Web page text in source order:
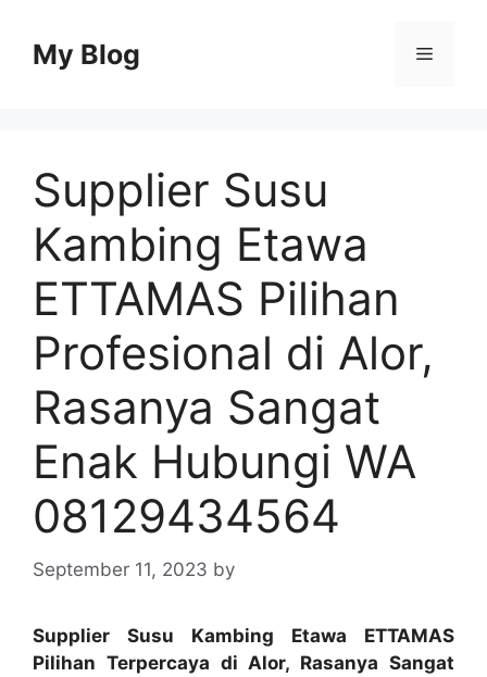
contentMy Blog Menu
Supplier Susu
Kambing Etawa
ETTAMAS Pilihan
Profesional di Alor,
Rasanya Sangat
Enak Hubungi WA
08129434564
September 11, 2023 by
Supplier Susu Kambing Etawa ETTAMAS
Pilihan Terpercaya di Alor, Rasanya Sangat